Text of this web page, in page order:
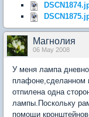
Магнолия
06 May 2008
У меня лампа
плафоне,сделанном
отпилена одна
лампы.Поскольку
помощи